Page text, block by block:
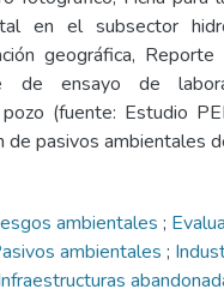
en el subsector
geográfica,
de ensayo de
(fuente: Estudio
de pasivos ambientales
ambientales ;
ambientales ;